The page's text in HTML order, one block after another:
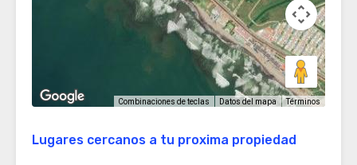
Combinaciones de teclas Datos del mapa Términos
Lugares cercanos a tu proxima propiedad